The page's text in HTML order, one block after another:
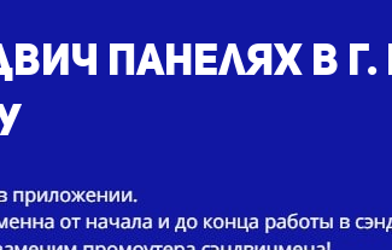
панелях в г.